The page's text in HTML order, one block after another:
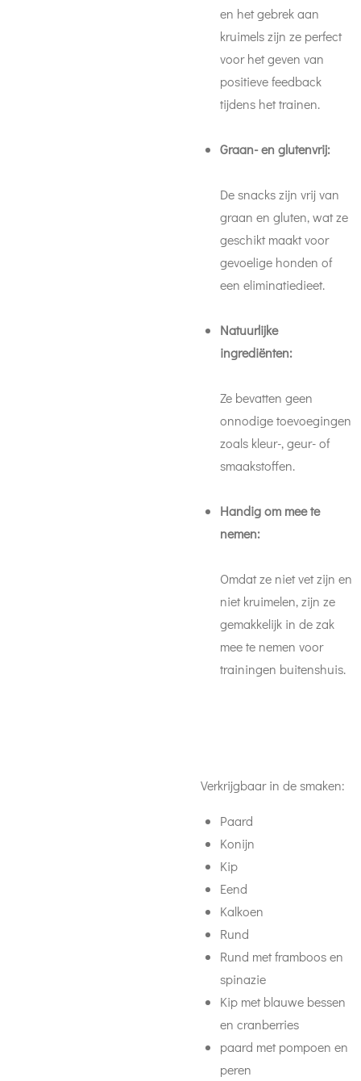
en het gebrek aan
kruimels zijn ze perfect
voor het geven van
positieve feedback
tijdens het trainen.
Graan- en glutenvrij:
De snacks zijn vrij van
graan en gluten, wat ze
geschikt maakt voor
gevoelige honden of
een eliminatiedieet.
Natuurlijke
ingrediënten:
Ze bevatten geen
onnodige toevoegingen
zoals kleur-, geur- of
smaakstoffen.
Handig om mee te
nemen:
Omdat ze niet vet zijn en
niet kruimelen, zijn ze
gemakkelijk in de zak
mee te nemen voor
trainingen buitenshuis.
Verkrijgbaar in de smaken:
Paard
Konijn
Kip
Eend
Kalkoen
Rund
Rund met framboos en
spinazie
Kip met blauwe bessen
en cranberries
paard met pompoen en
peren